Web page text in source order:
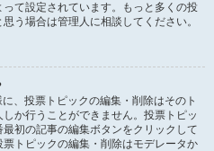
て設定されています。もっと多くの投
う場合は管理人に相談してください。
、投票トピックの編集・削除はそのト
か行うことができません。投票トピッ
初の記事の編集ボタンをクリックして
トピックの編集・削除はモデレータか